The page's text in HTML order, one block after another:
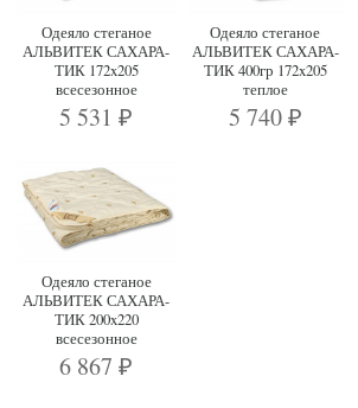
Одеяло стеганое
АЛЬВИТЕК САХАРА-
ТИК 172x205
всесезонное
5 531₽
Одеяло стеганое
АЛЬВИТЕК САХАРА-
ТИК 400гр 172x205
теплое
5 740 ₽
Одеяло стеганое
АЛЬВИТЕК САХАРА-
ТИК 200x220
всесезонное
6 867₽